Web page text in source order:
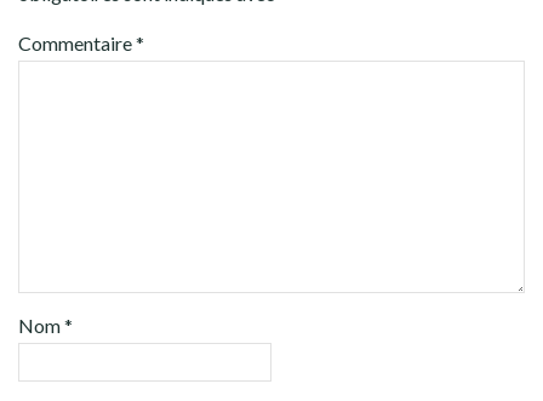
Commentaire*
Nom*